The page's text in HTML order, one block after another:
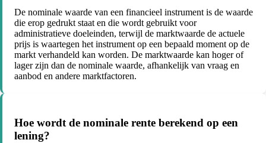
De nominale waarde van een financieel instrument is de waarde
die erop gedrukt staat en die wordt gebruikt voor
administratieve doeleinden, terwijl de marktwaarde de actuele
prijs is waartegen het instrument op een bepaald moment op de
markt verhandeld kan worden. De marktwaarde kan hoger of
lager zijn dan de nominale waarde, afhankelijk van vraag en
aanbod en andere marktfactoren.
Hoe wordt de nominale rente berekend op een
lening?